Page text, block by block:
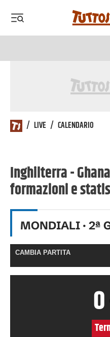
/ LIVE / CALENDARIO
Inghilterra -
formazioni e
MONDIALI · 2ª
CAMBIA PARTITA
0